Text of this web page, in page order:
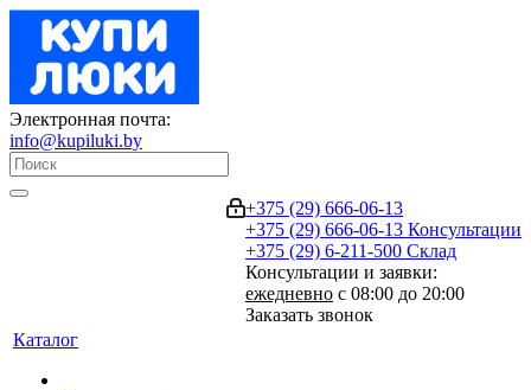
Электронная почта:
info@kupiluki.by
+375 (29) 666-06-13
+375 (29) 666-06-13 Консультации
+375 (29) 6-211-500 Склад
Консультации и заявки:
ежедневно с 08:00 до 20:00
Заказать звонок
Каталог